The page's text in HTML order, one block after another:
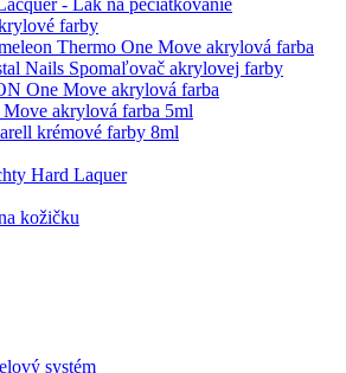
- Lak na pečiatkovanie
farby
Thermo One Move akrylová farba
Nails Spomaľovač akrylovej farby
One Move akrylová farba
Move akrylová farba 5ml
krémové farby 8ml
Hard Laquer
kožičku
systém